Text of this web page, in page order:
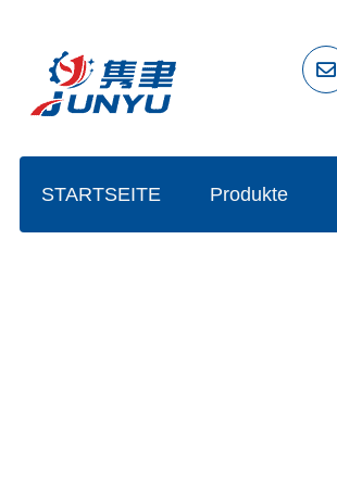
STARTSEITE Produkte